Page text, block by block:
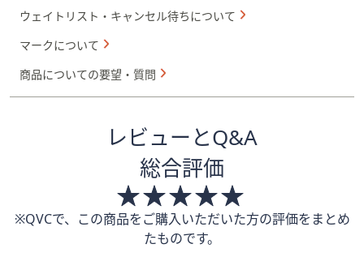
ウェイトリスト・キャンセル待ちについて
マークについて
商品についての要望・質問
レビューとQ&A
総合評価
※QVCで、この商品をご購入いただいた方の評価をまとめ
たものです。